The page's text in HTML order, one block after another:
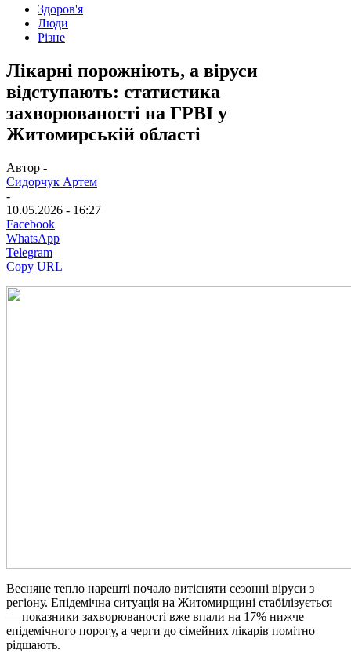
Здоров'я
Люди
Різне
Лікарні порожніють, а віруси
відступають: статистика
захворюваності на ГРВІ у
Житомирській області
Автор -
Сидорчук Артем
-
10.05.2026 - 16:27
Facebook
WhatsApp
Telegram
Copy URL
Весняне тепло нарешті почало витісняти сезонні віруси з
регіону. Епідемічна ситуація на Житомирщині стабілізується
— показники захворюваності вже впали на 17% нижче
епідемічного порогу, а черги до сімейних лікарів помітно
рідшають.